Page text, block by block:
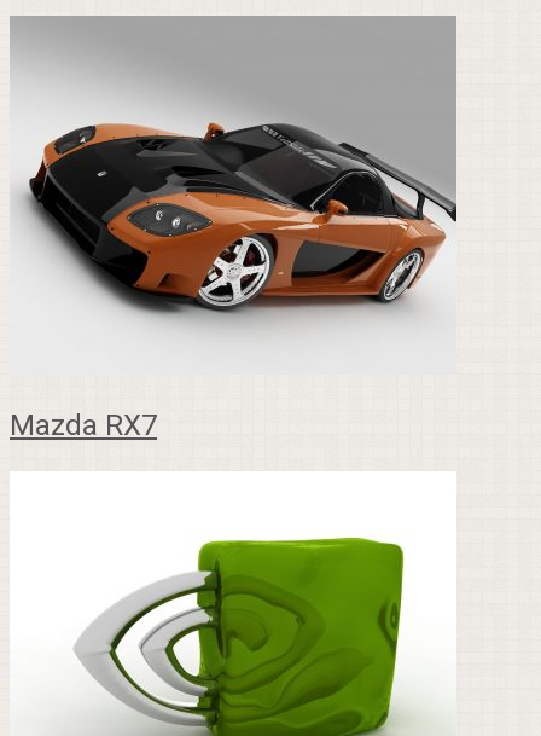
Mazda RX7